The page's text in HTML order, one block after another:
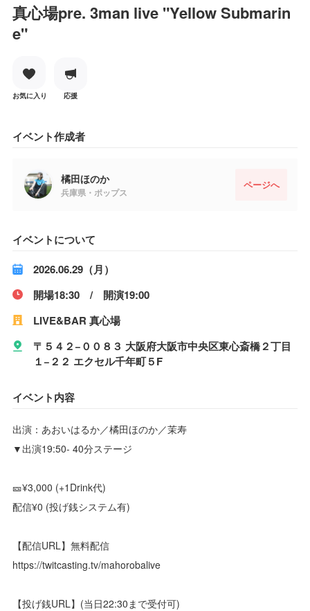
真心場pre. 3man live "Yellow Submarin
e"
お気に入り 応援
イベント作成者
橘田ほのか
兵庫県・ポップス
ページへ
イベントについて
2026.06.29（月）
開場18:30 / 開演19:00
LIVE&BAR 真心場
〒５４２−００８３ 大阪府大阪市中央区東心斎橋２丁目
１−２２ エクセル千年町５F
イベント内容
出演：あおいはるか／橘田ほのか／茉寿
▼出演19:50- 40分ステージ
🎫¥3,000 (+1Drink代)
配信¥0 (投げ銭システム有)
【配信URL】無料配信
https://twitcasting.tv/mahorobalive
【投げ銭URL】(当日22:30まで受付可)